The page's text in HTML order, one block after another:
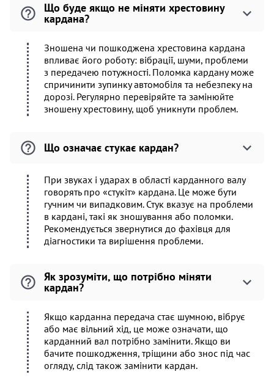
Що буде якщо не міняти хрестовину
кардана?
Зношена чи пошкоджена хрестовина кардана
впливає його роботу: вібрації, шуми, проблеми
з передачею потужності. Поломка кардану може
спричинити зупинку автомобіля та небезпеку на
дорозі. Регулярно перевіряйте та замінюйте
зношену хрестовину, щоб уникнути проблем.
Що означає стукає кардан?
При звуках і ударах в області карданного валу
говорять про «стукіт» кардана. Це може бути
гучним чи випадковим. Стук вказує на проблеми
в кардані, такі як зношування або поломки.
Рекомендується звернутися до фахівця для
діагностики та вирішення проблеми.
Як зрозуміти, що потрібно міняти
кардан?
Якщо карданна передача стає шумною, вібрує
або має вільний хід, це може означати, що
карданний вал потрібно замінити. Якщо ви
бачите пошкодження, тріщини або знос під час
огляду, слід також замінити кардан.